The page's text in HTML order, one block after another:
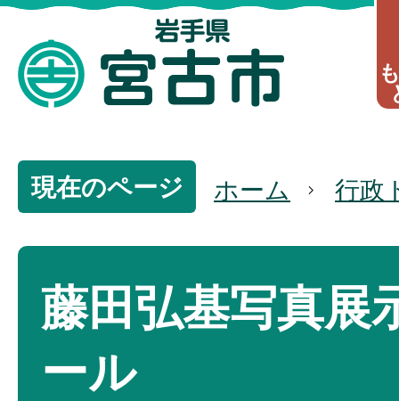
現在のページ ホーム 行政
藤田弘基写真展
ール